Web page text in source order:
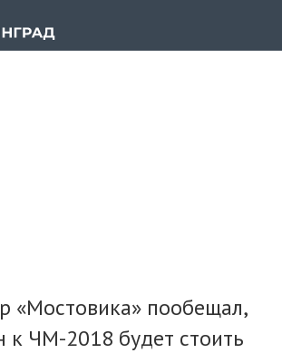
«Мостовика» пообещал,
к ЧМ-2018 будет стоить